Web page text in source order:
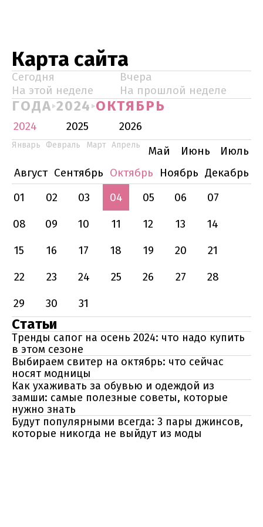
Карта сайта
Сегодня
Вчера
На этой неделе
На прошлой неделе
ГОДА 2024 ОКТЯБРЬ
2024 2025 2026
Январь Февраль Март Апрель Май Июнь
Июль
Август Сентябрь Октябрь Ноябрь Декабрь
01
02 03 04 05 06
07
08
09 10 11 12 13
14
15
16 17 18 19 20
21
22
23 24 25 26 27
28
29
30 31
Статьи
Тренды сапог на осень 2024: что надо купить
в этом сезоне
Выбираем свитер на октябрь: что сейчас
носят модницы
Как ухаживать за обувью и одеждой из
замши: самые полезные советы, которые
нужно знать
Будут популярными всегда: 3 пары джинсов,
которые никогда не выйдут из моды